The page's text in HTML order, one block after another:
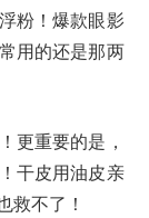
粉！爆款眼影
用的还是那两
更重要的是，
干皮用油皮亲
救不了！